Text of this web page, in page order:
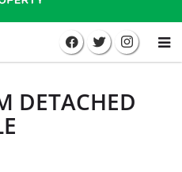
DETACHED